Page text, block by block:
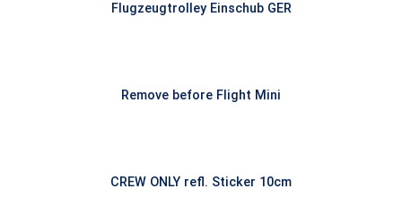
Flugzeugtrolley Einschub GER
Remove before Flight Mini
CREW ONLY refl. Sticker 10cm